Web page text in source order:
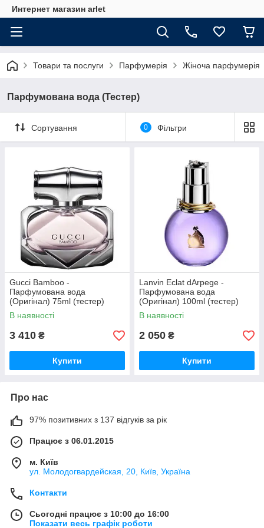
Интернет магазин arlet
Товари та послуги Парфумерія Жіноча парфумерія
Парфумована вода (Тестер)
Сортування 0 Фільтри
Gucci Bamboo -
Парфумована вода
(Оригінал) 75ml (тестер)
В наявності
3 410 ₴
Купити
Lanvin Eclat dArpege -
Парфумована вода
(Оригінал) 100ml (тестер)
В наявності
2 050 ₴
Купити
Про нас
97% позитивних з 137 відгуків за рік
Працює з 06.01.2015
м. Київ
ул. Молодогвардейская, 20, Київ, Україна
Контакти
Сьогодні працює з 10:00 до 16:00
Показати весь графік роботи